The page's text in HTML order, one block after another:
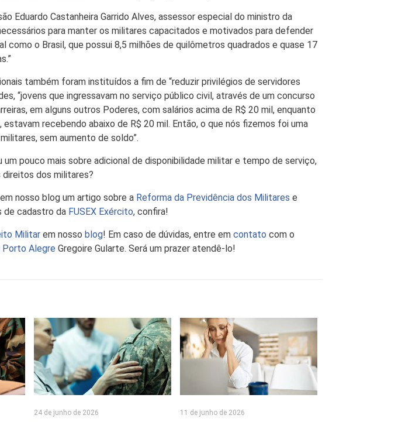
Eduardo Castanheira Garrido Alves, assessor especial do ministro da
para manter os militares capacitados e motivados para defender
como o Brasil, que possui 8,5 milhões de quilômetros quadrados e quase 17
também foram instituídos a fim de “reduzir privilégios de servidores
“jovens que ingressavam no serviço público civil, através de um concurso
em alguns outros Poderes, com salários acima de R$ 20 mil, enquanto
estavam recebendo abaixo de R$ 20 mil. Então, o que nós fizemos foi uma
sem aumento de soldo”.
um pouco mais sobre adicional de disponibilidade militar e tempo de serviço,
dos militares?
nosso blog um artigo sobre a Reforma da Previdência dos Militares e
de cadastro da FUSEX Exército, confira!
Militar em nosso blog! Em caso de dúvidas, entre em contato com o
Porto Alegre Gregoire Gularte. Será um prazer atendê-lo!
24 de junho de 2026 11 de junho de 2026